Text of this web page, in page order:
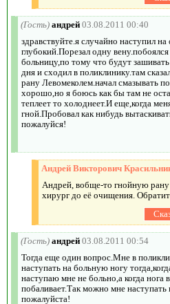
(Гость) андрей 03.08.2011 00:40
здравствуйте.я случайно наступил
глубокий.Порезал одну
больницу,по тому что будут
дня и сходил в поликлинику.там
рану Левомеколем.начал смазывать
хорошо,но я боюсь как бы там не
теплеет то холоднеет.И еще,когда
гной.Пробовал как нибудь
пожалуйся!
Андрей Викторович
Андрей, вобще-то гнойную
хирург до её очищения.
(Гость) андрей 03.08.2011 00:54
Тогда еще один вопрос.Мне в
наступать на больную ногу
наступаю мне не больно,а когда нога
побаливает.Так можно мне
пожалуйста!